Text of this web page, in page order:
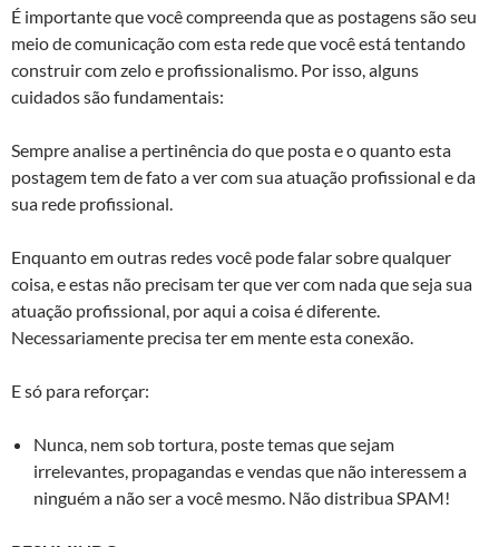
É importante que você compreenda que as postagens são seu
meio de comunicação com esta rede que você está tentando
construir com zelo e profissionalismo. Por isso, alguns
cuidados são fundamentais:
Sempre analise a pertinência do que posta e o quanto esta
postagem tem de fato a ver com sua atuação profissional e da
sua rede profissional.
Enquanto em outras redes você pode falar sobre qualquer
coisa, e estas não precisam ter que ver com nada que seja sua
atuação profissional, por aqui a coisa é diferente.
Necessariamente precisa ter em mente esta conexão.
E só para reforçar:
Nunca, nem sob tortura, poste temas que sejam
irrelevantes, propagandas e vendas que não interessem a
ninguém a não ser a você mesmo. Não distribua SPAM!